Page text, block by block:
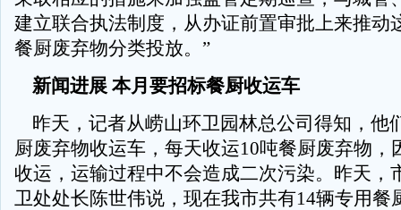
建立联合执法制度，从办证前置审批上来推动
餐厨废弃物分类投放。”
新闻进展 本月要招标餐厨收运车
昨天，记者从崂山环卫园林总公司得知，他
厨废弃物收运车，每天收运10吨餐厨废弃物，
收运，运输过程中不会造成二次污染。昨天，
卫处处长陈世伟说，现在我市共有14辆专用餐